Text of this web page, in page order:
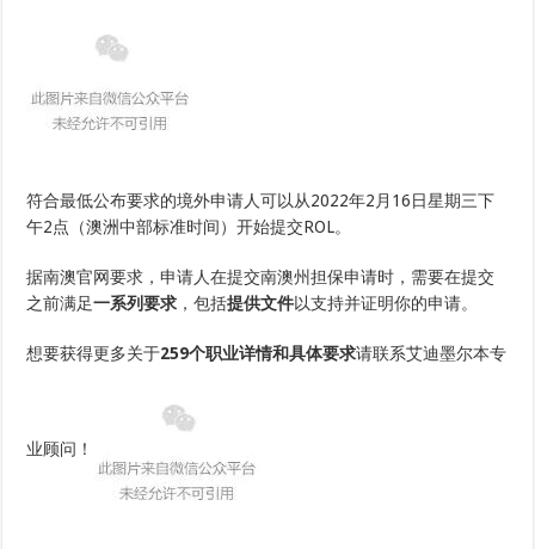
符合最低公布要求的境外申请人可以从2022年2月16日星期三下
午2点（澳洲中部标准时间）开始提交ROL。
据南澳官网要求，申请人在提交南澳州担保申请时，需要在提交
之前满足一系列要求 ，包括提供文件以支持并证明你的申请。
想要获得更多关于259个职业详情和具体要求请联系艾迪墨尔本专
业顾问！